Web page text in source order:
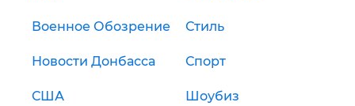
Военное Обозрение Стиль
Новости Донбасса Спорт
США Шоубиз